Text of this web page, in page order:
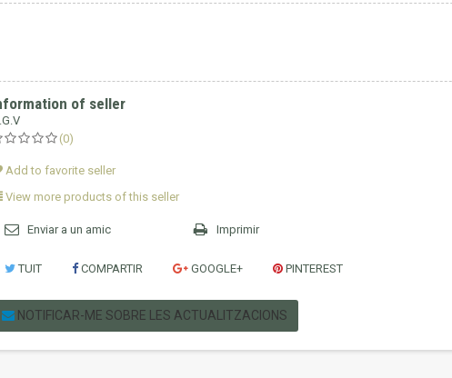
of seller
(0)
Add to favorite seller
View more products of this seller
Enviar a un amic Imprimir
TUIT COMPARTIR GOOGLE+ PINTEREST
NOTIFICAR-ME SOBRE LES ACTUALITZACIONS